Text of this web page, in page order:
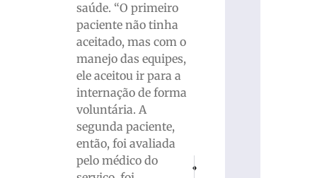
saúde. “O primeiro
paciente não tinha
aceitado, mas com o
manejo das equipes,
ele aceitou ir para a
internação de forma
voluntária. A
segunda paciente,
então, foi avaliada
pelo médico do